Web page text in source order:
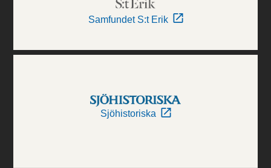
Samfundet S:t Erik
Sjöhistoriska